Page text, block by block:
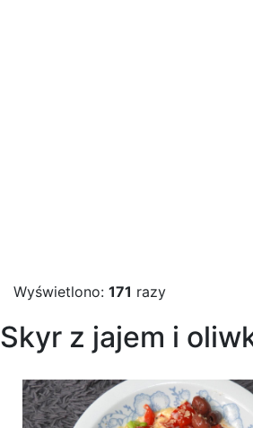
Wyświetlono: 171 razy
Skyr z jajem i